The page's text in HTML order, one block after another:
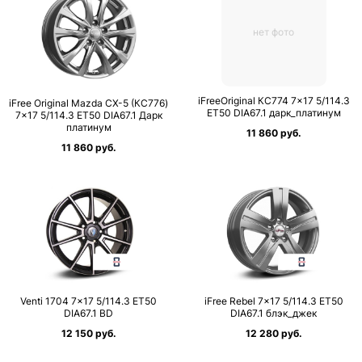
iFree Original Mazda CX-5 (КС776)
7×17 5/114.3 ET50 DIA67.1 Дарк
платинум
11 860 руб.
нет фото
iFreeOriginal КС774 7×17 5/114.3
ET50 DIA67.1 дарк_платинум
11 860 руб.
Venti 1704 7×17 5/114.3 ET50
DIA67.1 BD
12 150 руб.
iFree Rebel 7×17 5/114.3 ET50
DIA67.1 блэк_джек
12 280 руб.